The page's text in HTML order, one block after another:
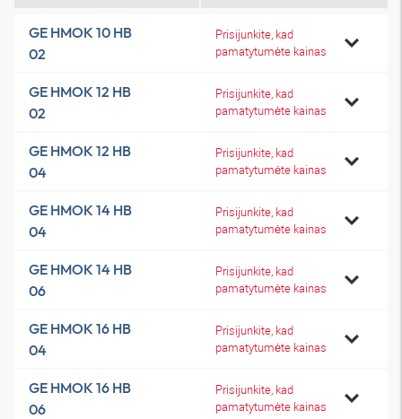
GE HMOK 10 HB
02
Prisijunkite, kad
pamatytumėte kainas
GE HMOK 12 HB
02
Prisijunkite, kad
pamatytumėte kainas
GE HMOK 12 HB
04
Prisijunkite, kad
pamatytumėte kainas
GE HMOK 14 HB
04
Prisijunkite, kad
pamatytumėte kainas
GE HMOK 14 HB
06
Prisijunkite, kad
pamatytumėte kainas
GE HMOK 16 HB
04
Prisijunkite, kad
pamatytumėte kainas
GE HMOK 16 HB
06
Prisijunkite, kad
pamatytumėte kainas